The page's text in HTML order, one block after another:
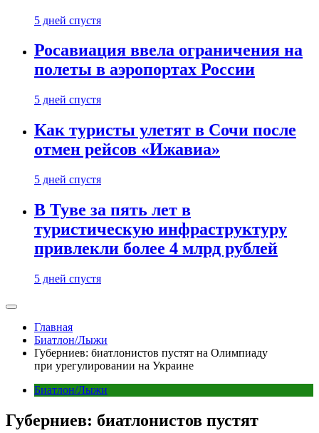
5 дней спустя
Росавиация ввела ограничения на
полеты в аэропортах России
5 дней спустя
Как туристы улетят в Сочи после
отмен рейсов «Ижавиа»
5 дней спустя
В Туве за пять лет в
туристическую инфраструктуру
привлекли более 4 млрд рублей
5 дней спустя
Главная
Биатлон/Лыжи
Губерниев: биатлонистов пустят на Олимпиаду
при урегулировании на Украине
Биатлон/Лыжи
Губерниев: биатлонистов пустят